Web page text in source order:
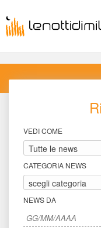
VEDI COME
CATEGORIA NEWS
NEWS DA